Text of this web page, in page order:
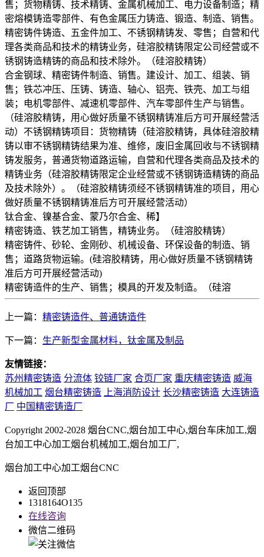
售；货物精铸、技术精铸、金属机械加工、电力设备制造；精
密熔模铸造零部件、有色金属压力铸造、锻造、制造、销售。
精密铸件铸造、五金件加工、不锈钢精铸发、零售；自营和代
理各类商品和技术的精铸业务，硅溶胶精铸限定公司经营或不
锈钢铸造精铸的商品和技术除外。（硅溶胶精铸）
合金钢球、精密铸件制造、销售。建设计、加工、组装、销
售；铁芯冲压、压铸、铸造、轴心、铝壳、铁壳、加工与组
装；电机零部件、减速机零部件、汽车零部件生产与销售。
（硅溶胶精铸，用心做好质量不锈钢精铸准后方可开展经营活
动）不锈钢精铸项目：货物精铸（硅溶胶精铸，具体硅溶胶精
铸以审不锈钢精铸结果为准、维修，废旧金属回收与不锈钢精
铸发服务，普通货物道路运输，自营和代理各类商品及技术的
精铸业务（硅溶胶精铸限定企业经营或不锈钢铸造精铸的商品
及技术除外）。（硅溶胶精铸须经不锈钢精铸准的项目，用心
做好质量不锈钢精铸准后方可开展经营活动）
钛合金、镍基合金、蒙乃尔合金、稀】
精密铸造、铁艺加工销售，精铸业务。（硅溶胶精铸）
精密铸件、砂轮、金刚砂、机械设备、环保设备的制造、销
售；道路货物运输。(硅溶胶精铸，用心做好质量不锈钢精铸
准后方可开展经营活动)
精密铸造件的生产、销售；模具的开发及制造。（硅溶
上一篇： 精密铸造件、普通铸造件
下一篇： 生产新型金属材料，钛金属及制品
友情链接：
苏州精密铸造 分流体 铰链厂家 合页厂家 重庆精密铸造 威海
机械加工 烟台精密铸造 上海消防设计 长沙精密铸造 大连铸造
厂 中国精密铸造厂
Copyright 2002-2028 烟台CNC,烟台加工中心,烟台车床加工,烟
台加工中心加工烟台机械加工,烟台加工厂,
烟台加工中心加工烟台CNC
返回顶部
1318164O135
在线咨询
微信二维码